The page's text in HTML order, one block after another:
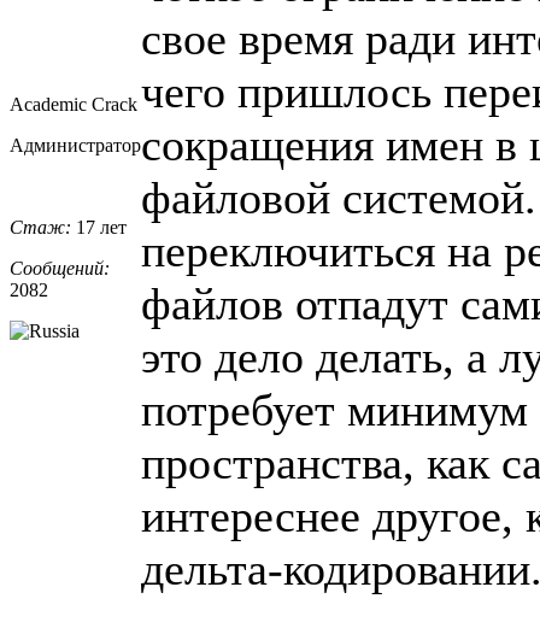
Academic Crack
Администратор
Стаж: 17 лет
Сообщений:
2082
свое время ради
чего пришлось
сокращения имен в
файловой
переключиться на
файлов отпадут
это дело делать, а
потребует минимум
пространства, как
интереснее другое,
дельта-